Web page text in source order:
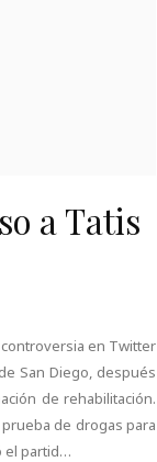
a Tatis
en Twitter
San Diego, después
de rehabilitación.
de drogas para
el partid…